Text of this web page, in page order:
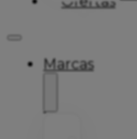
Marcas